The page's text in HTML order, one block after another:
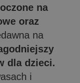
na
oraz
na
dla dzieci.
i